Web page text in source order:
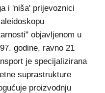
i 'niša' prijevoznici
objavljenom u
godine, ravno 21
je specijalizirana
suprastrukture
proizvodnju